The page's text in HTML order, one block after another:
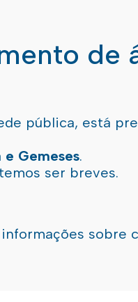
de
pública, está
e Gemeses.
ser breves.
sobre